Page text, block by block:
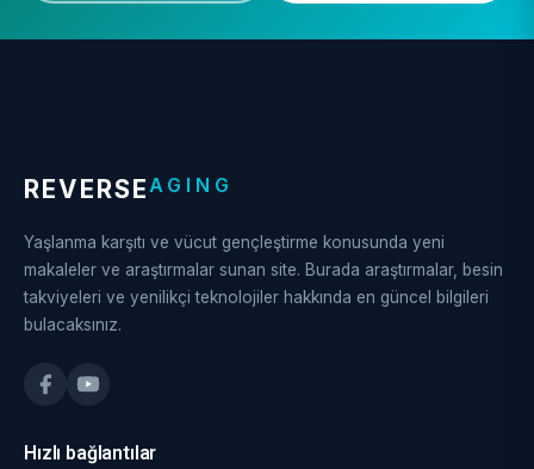
REVERSEAGING
Yaşlanma karşıtı ve vücut gençleştirme konusunda yeni
makaleler ve araştırmalar sunan site. Burada araştırmalar, besin
takviyeleri ve yenilikçi teknolojiler hakkında en güncel bilgileri
bulacaksınız.
Hızlı bağlantılar